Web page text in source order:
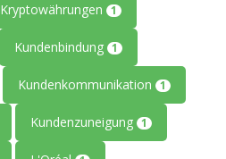
Kryptowährungen 1
Kundenbindung 1
Kundenkommunikation 1
Kundenzuneigung 1